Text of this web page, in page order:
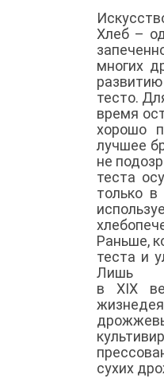
Хлеб –
многих
тесто.
время
хорошо
лучшее
не
теста
только
Раньше,
теста и
Лишь
в XIX
сухих